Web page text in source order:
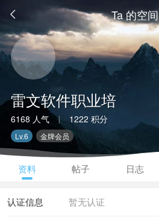
 Ta 的空间
雷文软件职业培
6168 人气 | 1222 积分
Lv.6 金牌会员
资料 帖子 日志
暂无认证
认证信息